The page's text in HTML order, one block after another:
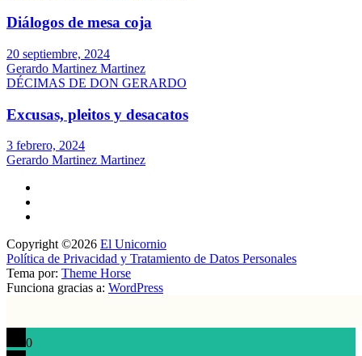
Diálogos de mesa coja
20 septiembre, 2024
Gerardo Martinez Martinez
DÉCIMAS DE DON GERARDO
Excusas, pleitos y desacatos
3 febrero, 2024
Gerardo Martinez Martinez
Copyright ©2026 El Unicornio
Política de Privacidad y Tratamiento de Datos Personales
Tema por: Theme Horse
Funciona gracias a: WordPress
0